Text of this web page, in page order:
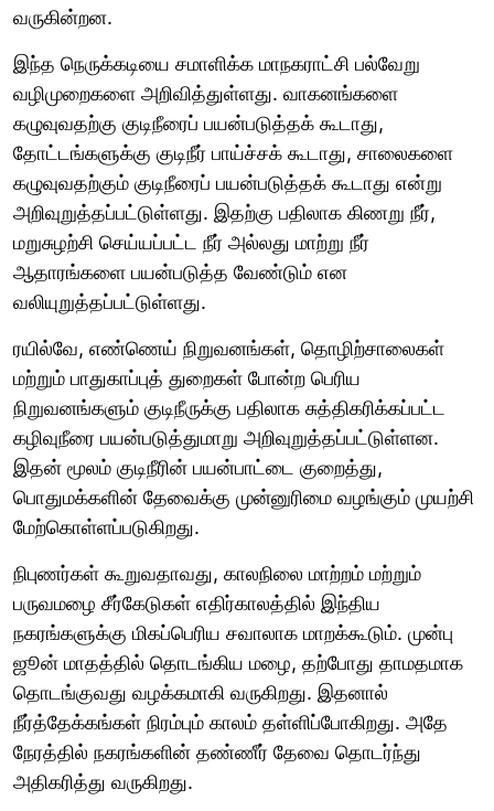
வருகின்றன.
இந்த நெருக்கடியை சமாளிக்க மாநகராட்சி பல்வேறு
வழிமுறைகளை அறிவித்துள்ளது. வாகனங்களை
கழுவுவதற்கு குடிநீரைப் பயன்படுத்தக் கூடாது,
தோட்டங்களுக்கு குடிநீர் பாய்ச்சக் கூடாது, சாலைகளை
கழுவுவதற்கும் குடிநீரைப் பயன்படுத்தக் கூடாது என்று
அறிவுறுத்தப்பட்டுள்ளது. இதற்கு பதிலாக கிணறு நீர்,
மறுசுழற்சி செய்யப்பட்ட நீர் அல்லது மாற்று நீர்
ஆதாரங்களை பயன்படுத்த வேண்டும் என
வலியுறுத்தப்பட்டுள்ளது.
ரயில்வே, எண்ணெய் நிறுவனங்கள், தொழிற்சாலைகள்
மற்றும் பாதுகாப்புத் துறைகள் போன்ற பெரிய
நிறுவனங்களும் குடிநீருக்கு பதிலாக சுத்திகரிக்கப்பட்ட
கழிவுநீரை பயன்படுத்துமாறு அறிவுறுத்தப்பட்டுள்ளன.
இதன் மூலம் குடிநீரின் பயன்பாட்டை குறைத்து,
பொதுமக்களின் தேவைக்கு முன்னுரிமை வழங்கும் முயற்சி
மேற்கொள்ளப்படுகிறது.
நிபுணர்கள் கூறுவதாவது, காலநிலை மாற்றம் மற்றும்
பருவமழை சீர்கேடுகள் எதிர்காலத்தில் இந்திய
நகரங்களுக்கு மிகப்பெரிய சவாலாக மாறக்கூடும். முன்பு
ஜூன் மாதத்தில் தொடங்கிய மழை, தற்போது தாமதமாக
தொடங்குவது வழக்கமாகி வருகிறது. இதனால்
நீர்த்தேக்கங்கள் நிரம்பும் காலம் தள்ளிப்போகிறது. அதே
நேரத்தில் நகரங்களின் தண்ணீர் தேவை தொடர்ந்து
அதிகரித்து வருகிறது.